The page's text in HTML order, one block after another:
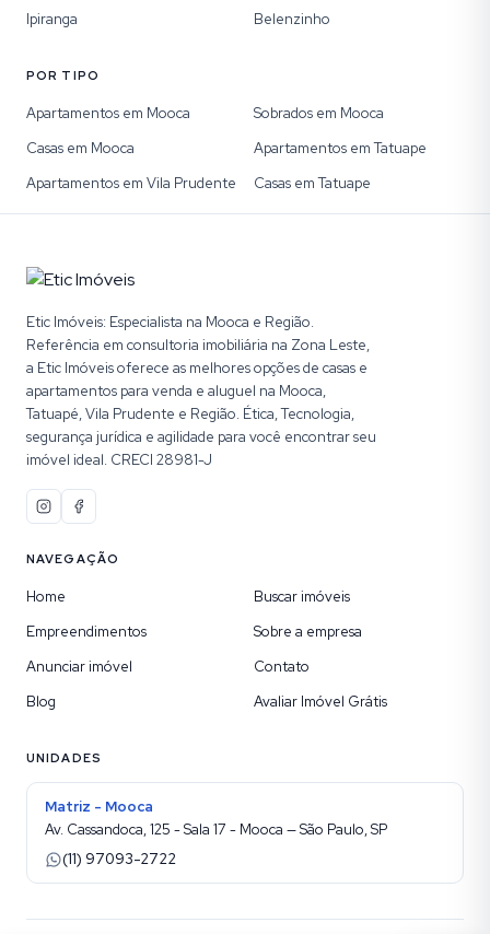
Ipiranga
Belenzinho
POR TIPO
Apartamentos em Mooca
Sobrados em Mooca
Casas em Mooca
Apartamentos em Tatuape
Apartamentos em Vila Prudente
Casas em Tatuape
Etic Imóveis: Especialista na Mooca e Região.
Referência em consultoria imobiliária na Zona Leste,
a Etic Imóveis oferece as melhores opções de casas e
apartamentos para venda e aluguel na Mooca,
Tatuapé, Vila Prudente e Região. Ética, Tecnologia,
segurança jurídica e agilidade para você encontrar seu
imóvel ideal. CRECI 28981-J
NAVEGAÇÃO
Home
Buscar imóveis
Empreendimentos
Sobre a empresa
Anunciar imóvel
Contato
Blog
Avaliar Imóvel Grátis
UNIDADES
Matriz - Mooca
Av. Cassandoca, 125 - Sala 17 - Mooca — São Paulo, SP
(11) 97093-2722